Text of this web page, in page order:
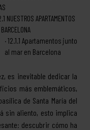
NUESTROS APARTAMENTOS
12.1.1 Apartamentos junto
al mar en Barcelona
es inevitable dedicar la
más emblemáticos,
de Santa María del
sin aliento, esto implica
descubrir cómo ha